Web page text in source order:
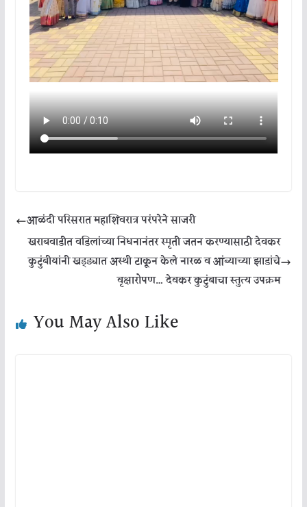
आळंदी परिसरात महाशिवरात्र परंपरेने साजरी
खराबवाडीत वडिलांच्या निधनानंतर स्मृती जतन करण्यासाठी देवकर
कुटुंबीयांनी खड्ड्यात अस्थी टाकून केले नारळ व आंब्याच्या झाडांचे
वृक्षारोपण… देवकर कुटुंबाचा स्तुत्य उपक्रम
You May Also Like